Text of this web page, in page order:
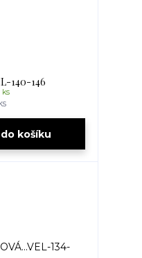
140-146
ks
ks
košíku